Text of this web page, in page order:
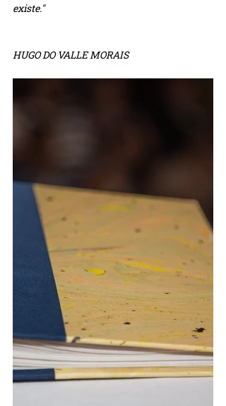
existe."
HUGO DO VALLE MORAIS